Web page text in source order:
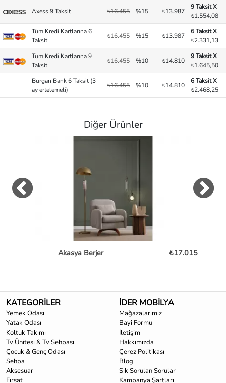
Axess 9 Taksit ₺16.455 %15 ₺13.987
9 Taksit X
₺1.554,08
Tüm Kredi Kartlarına 6
Taksit
₺16.455 %15 ₺13.987
6 Taksit X
₺2.331,13
Tüm Kredi Kartlarına 9
Taksit
₺16.455 %10 ₺14.810
9 Taksit X
₺1.645,50
Burgan Bank 6 Taksit (3
ay ertelemeli)
₺16.455 %10 ₺14.810
6 Taksit X
₺2.468,25
Diğer Ürünler
Akasya Berjer ₺17.015
KATEGORİLER
Yemek Odası
Yatak Odası
Koltuk Takımı
Tv Ünitesi & Tv Sehpası
Çocuk & Genç Odası
Sehpa
Aksesuar
Fırsat
İDER MOBİLYA
Mağazalarımız
Bayi Formu
İletişim
Hakkımızda
Çerez Politikası
Blog
Sık Sorulan Sorular
Kampanya Şartları